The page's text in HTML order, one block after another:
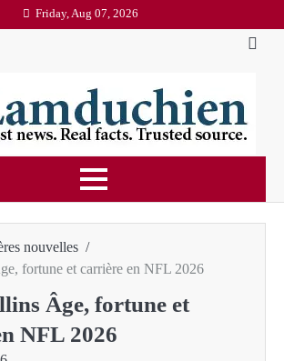
Friday, Aug 07, 2026
nouvelles
fortune et carrière en NFL 2026
Âge, fortune et
NFL 2026